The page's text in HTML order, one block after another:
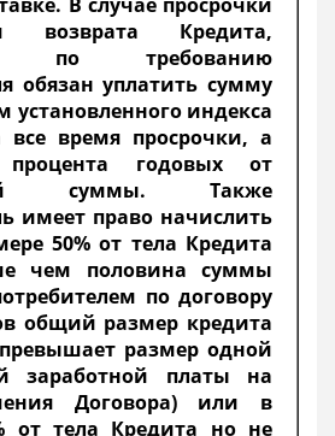
возврата Кредита,
по требованию
обязан уплатить сумму
установленного индекса
время просрочки, а
годовых от
суммы. Также
имеет право начислить
50% от тела Кредита
чем половина суммы
по договору
общий размер кредита
размер одной
заработной платы на
Договора) или в
от тела Кредита но не